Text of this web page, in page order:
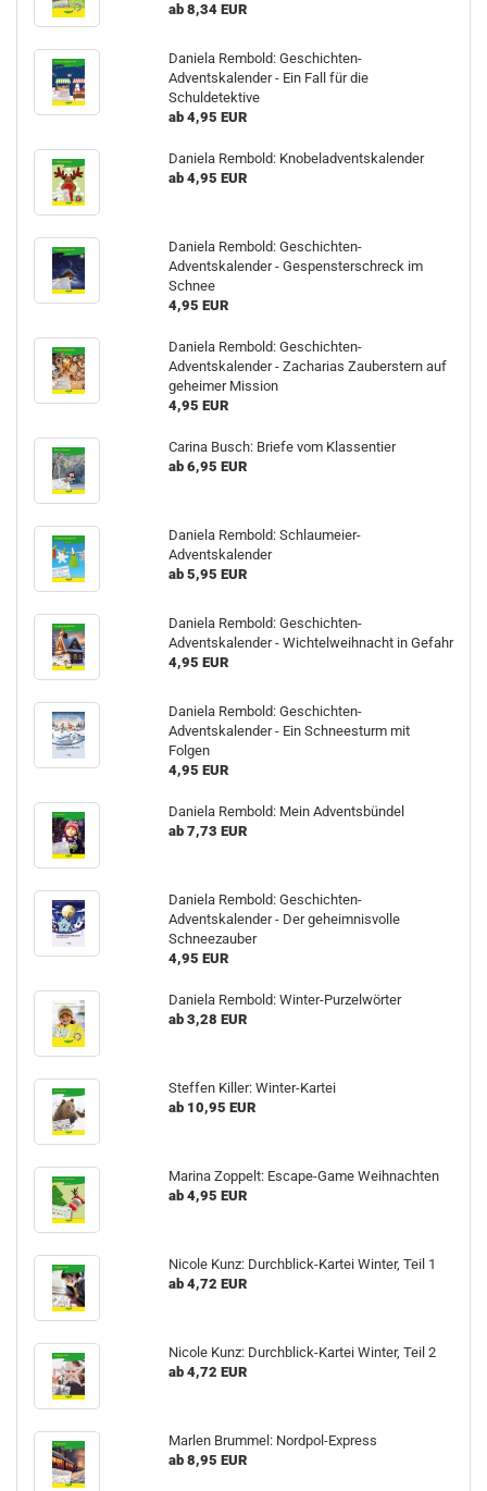
ab 8,34 EUR
Daniela Rembold: Geschichten-
Adventskalender - Ein Fall für die
Schuldetektive
ab 4,95 EUR
Daniela Rembold: Knobeladventskalender
ab 4,95 EUR
Daniela Rembold: Geschichten-
Adventskalender - Gespensterschreck im
Schnee
4,95 EUR
Daniela Rembold: Geschichten-
Adventskalender - Zacharias Zauberstern auf
geheimer Mission
4,95 EUR
Carina Busch: Briefe vom Klassentier
ab 6,95 EUR
Daniela Rembold: Schlaumeier-
Adventskalender
ab 5,95 EUR
Daniela Rembold: Geschichten-
Adventskalender - Wichtelweihnacht in Gefahr
4,95 EUR
Daniela Rembold: Geschichten-
Adventskalender - Ein Schneesturm mit
Folgen
4,95 EUR
Daniela Rembold: Mein Adventsbündel
ab 7,73 EUR
Daniela Rembold: Geschichten-
Adventskalender - Der geheimnisvolle
Schneezauber
4,95 EUR
Daniela Rembold: Winter-Purzelwörter
ab 3,28 EUR
Steffen Killer: Winter-Kartei
ab 10,95 EUR
Marina Zoppelt: Escape-Game Weihnachten
ab 4,95 EUR
Nicole Kunz: Durchblick-Kartei Winter, Teil 1
ab 4,72 EUR
Nicole Kunz: Durchblick-Kartei Winter, Teil 2
ab 4,72 EUR
Marlen Brummel: Nordpol-Express
ab 8,95 EUR